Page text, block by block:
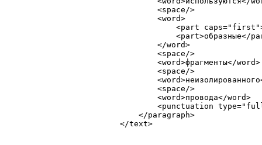
<space/>
<word>
<part
<part>образные</
</word>
<space/>
<word>фрагменты</word>
<space/>
<space/>
<word>провода</word>
<punctuation
</paragraph>
</text>